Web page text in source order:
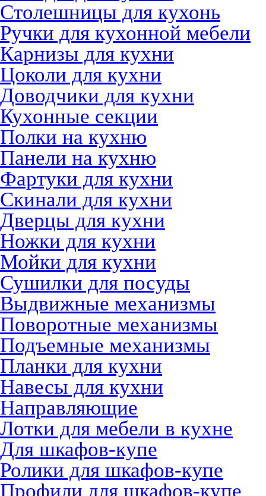
Столешницы для кухонь
Ручки для кухонной мебели
Карнизы для кухни
Цоколи для кухни
Доводчики для кухни
Кухонные секции
Полки на кухню
Панели на кухню
Фартуки для кухни
Скинали для кухни
Дверцы для кухни
Ножки для кухни
Мойки для кухни
Сушилки для посуды
Выдвижные механизмы
Поворотные механизмы
Подъемные механизмы
Планки для кухни
Навесы для кухни
Направляющие
Лотки для мебели в кухне
Для шкафов-купе
Ролики для шкафов-купе
Профили для шкафов-купе